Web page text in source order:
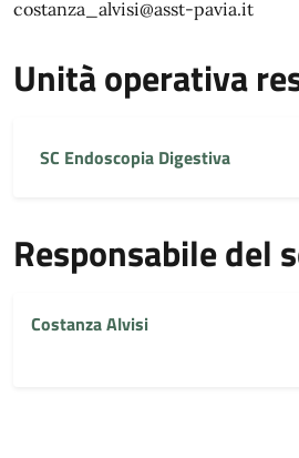
costanza_alvisi@asst-pavia.it
Unità operativa
SC Endoscopia Digestiva
Responsabile del
Costanza Alvisi